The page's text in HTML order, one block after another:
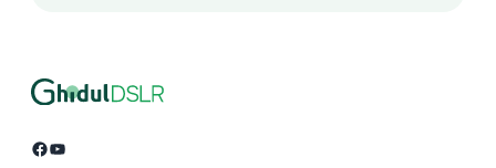
Facebook YouTube